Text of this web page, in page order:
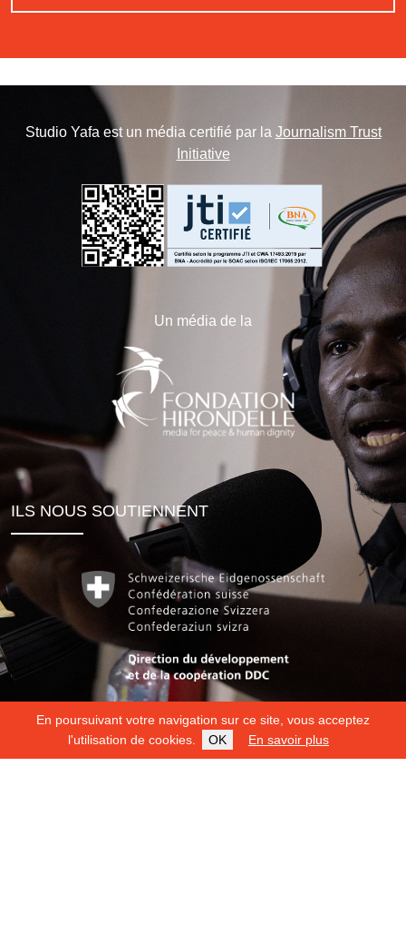
En poursuivant votre navigation sur ce site, vous acceptez
l'utilisation de cookies.
OK En savoir plus
Studio Yafa est un média certifié par la Journalism Trust
Initiative
Un média de la
ILS NOUS SOUTIENNENT